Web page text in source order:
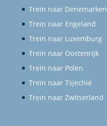
Trein naar Denemarken
Trein naar Engeland
Trein naar Luxemburg
Trein naar Oostenrijk
Trein naar Polen
Trein naar Tsjechië
Trein naar Zwitserland